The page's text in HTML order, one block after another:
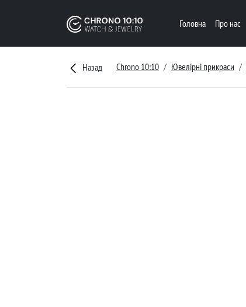
Головна Про нас
Назад Chrono 10:10 Ювелірні прикраси